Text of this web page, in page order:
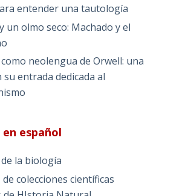
entender una tautología
un olmo seco: Machado y el
neolengua de Orwell: una
entrada dedicada al
español
la biología
colecciones científicas